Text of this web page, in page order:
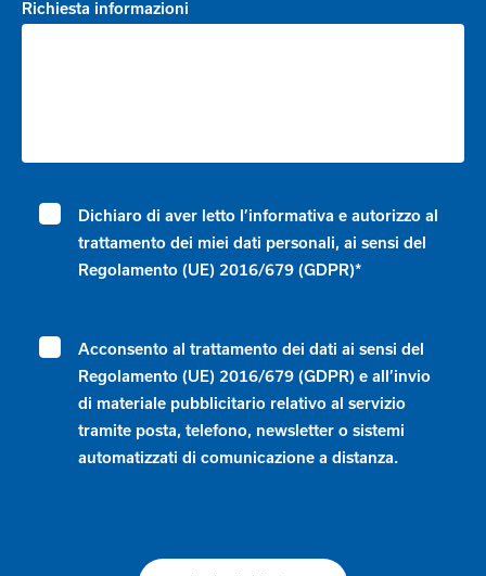
Richiesta informazioni
Dichiaro di aver letto l’informativa e autorizzo al
trattamento dei miei dati personali, ai sensi del
Regolamento (UE) 2016/679 (GDPR)*
Acconsento al trattamento dei dati ai sensi del
Regolamento (UE) 2016/679 (GDPR) e all’invio
di materiale pubblicitario relativo al servizio
tramite posta, telefono, newsletter o sistemi
automatizzati di comunicazione a distanza.